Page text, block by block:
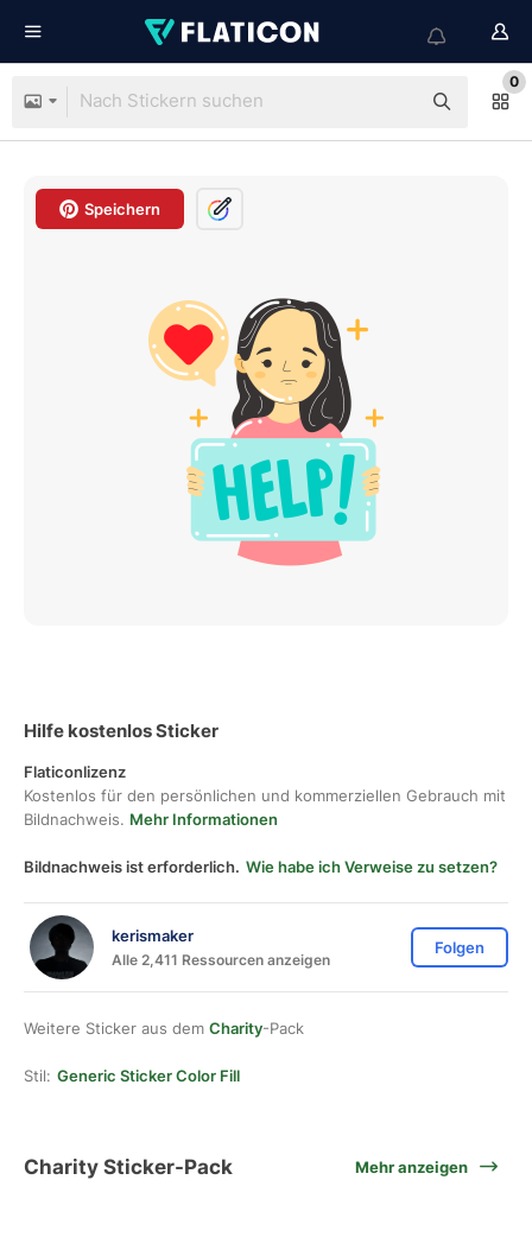
0
Speichern
Hilfe kostenlos Sticker
Flaticonlizenz
Kostenlos für den persönlichen und kommerziellen Gebrauch mit
Bildnachweis. Mehr Informationen
Bildnachweis ist erforderlich. Wie habe ich Verweise zu setzen?
kerismaker
Alle 2,411 Ressourcen anzeigen
Folgen
Weitere Sticker aus dem Charity-Pack
Stil: Generic Sticker Color Fill
Charity Sticker-Pack Mehr anzeigen